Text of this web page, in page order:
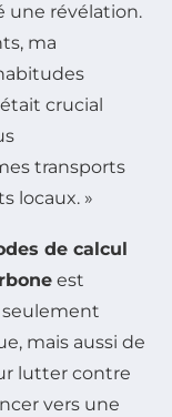
une révélation.
ma
crucial
transports
locaux. »
de calcul
est
mais aussi de
lutter contre
vers une